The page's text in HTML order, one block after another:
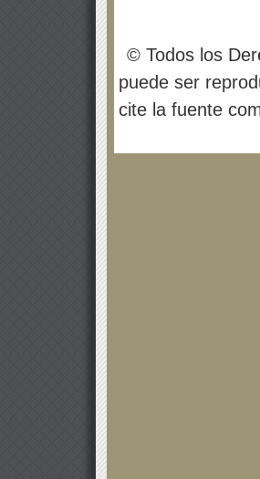
© Todos los
puede ser
cite la fuente